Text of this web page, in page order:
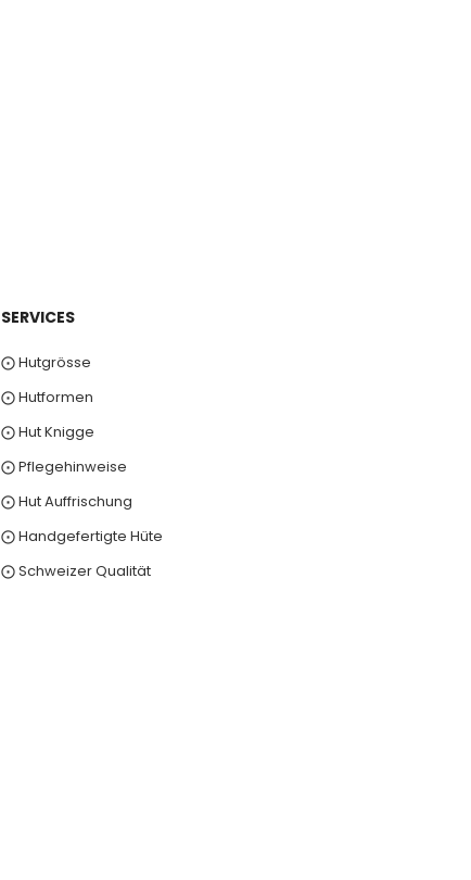
SERVICES
⨀ Hutgrösse
⨀ Hutformen
⨀ Hut Knigge
⨀ Pflegehinweise
⨀ Hut Auffrischung
⨀ Handgefertigte Hüte
⨀ Schweizer Qualität